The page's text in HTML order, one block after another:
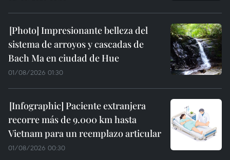
Impresionante belleza del
sistema de arroyos y cascadas de
Bach Ma en ciudad de Hue
01/08/2026 01:30
Paciente extranjera
recorre más de 9.000 km hasta
Vietnam para un reemplazo articular
01/08/2026 00:30